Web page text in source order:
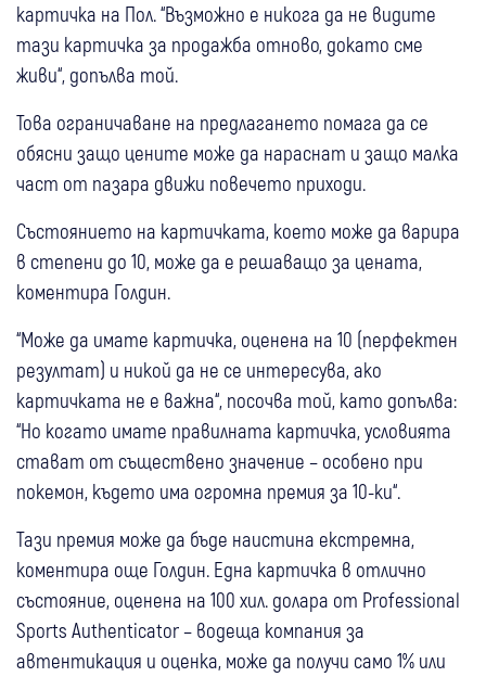
картичка на Пол. “Възможно е никога да не видите
тази картичка за продажба отново, докато сме
живи“, допълва той.
Това ограничаване на предлагането помага да се
обясни защо цените може да нараснат и защо малка
част от пазара движи повечето приходи.
Състоянието на картичката, което може да варира
в степени до 10, може да е решаващо за цената,
коментира Голдин.
“Може да имате картичка, оценена на 10 (перфектен
резултат) и никой да не се интересува, ако
картичката не е важна“, посочва той, като допълва:
“Но когато имате правилната картичка, условията
стават от съществено значение – особено при
покемон, където има огромна премия за 10-ки“.
Тази премия може да бъде наистина екстремна,
коментира още Голдин. Една картичка в отлично
състояние, оценена на 100 хил. долара от Professional
Sports Authenticator – водеща компания за
автентикация и оценка, може да получи само 1% или